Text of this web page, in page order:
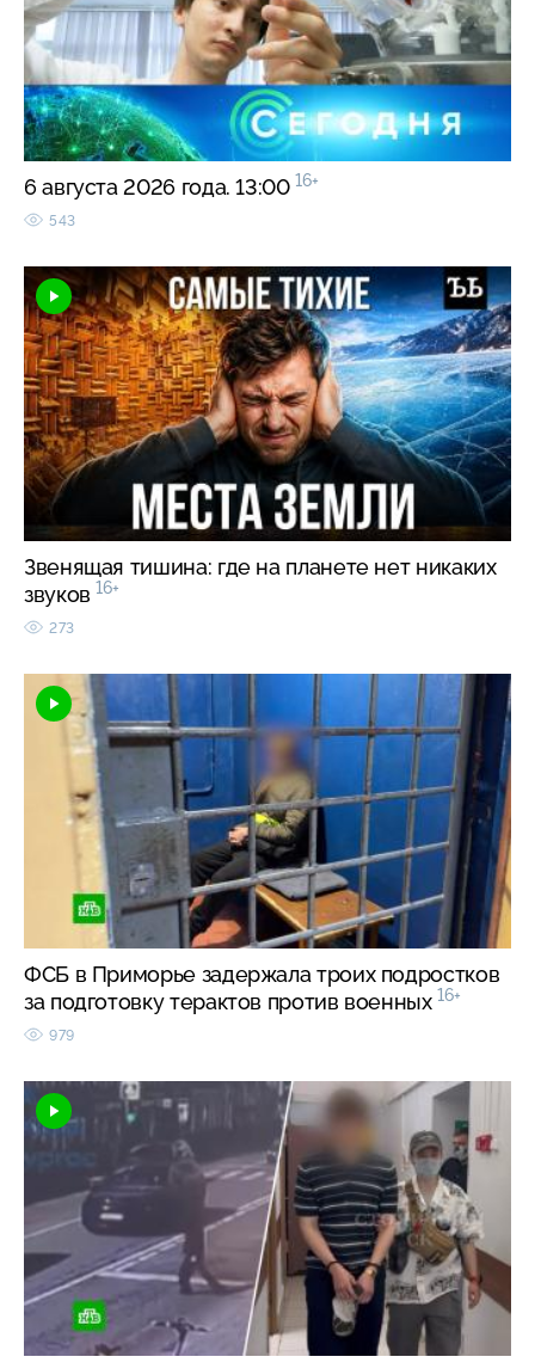
6 августа 2026 года. 13:00 16+
543
Звенящая тишина: где на планете нет никаких
звуков 16+
273
ФСБ в Приморье задержала троих подростков
за подготовку терактов против военных 16+
979